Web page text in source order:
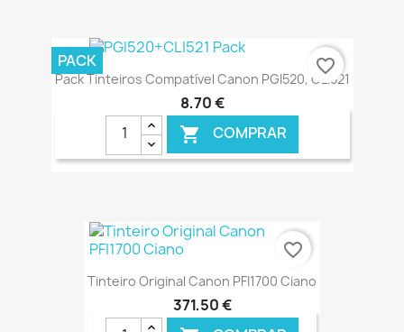
€ ONLINE
Pack Tinteiros Compatível Canon PGI520, CLI521
8,70 €
 COMPRAR
€ ONLINE
PACK favorite_border
Tinteiro Original Canon PFI1700 Ciano
371,50 €
favorite_border